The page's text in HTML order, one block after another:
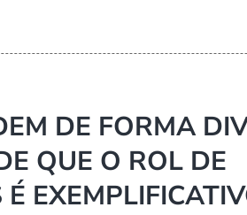
DE FORMA
QUE O ROL DE